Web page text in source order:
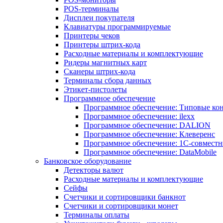
POS-терминалы
Дисплеи покупателя
Клавиатуры программируемые
Принтеры чеков
Принтеры штрих-кода
Расходные материалы и комплектующие
Ридеры магнитных карт
Сканеры штрих-кода
Терминалы сбора данных
Этикет-пистолеты
Программное обеспечение
Программное обеспечение: Типовые
Программное обеспечение: ilexx
Программное обеспечение: DALION
Программное обеспечение: Клеверенс
Программное обеспечение: 1С-
Программное обеспечение: DataMobile
Банковское оборудование
Детекторы валют
Расходные материалы и комплектующие
Сейфы
Счетчики и сортировщики банкнот
Счетчики и сортировщики монет
Терминалы оплаты